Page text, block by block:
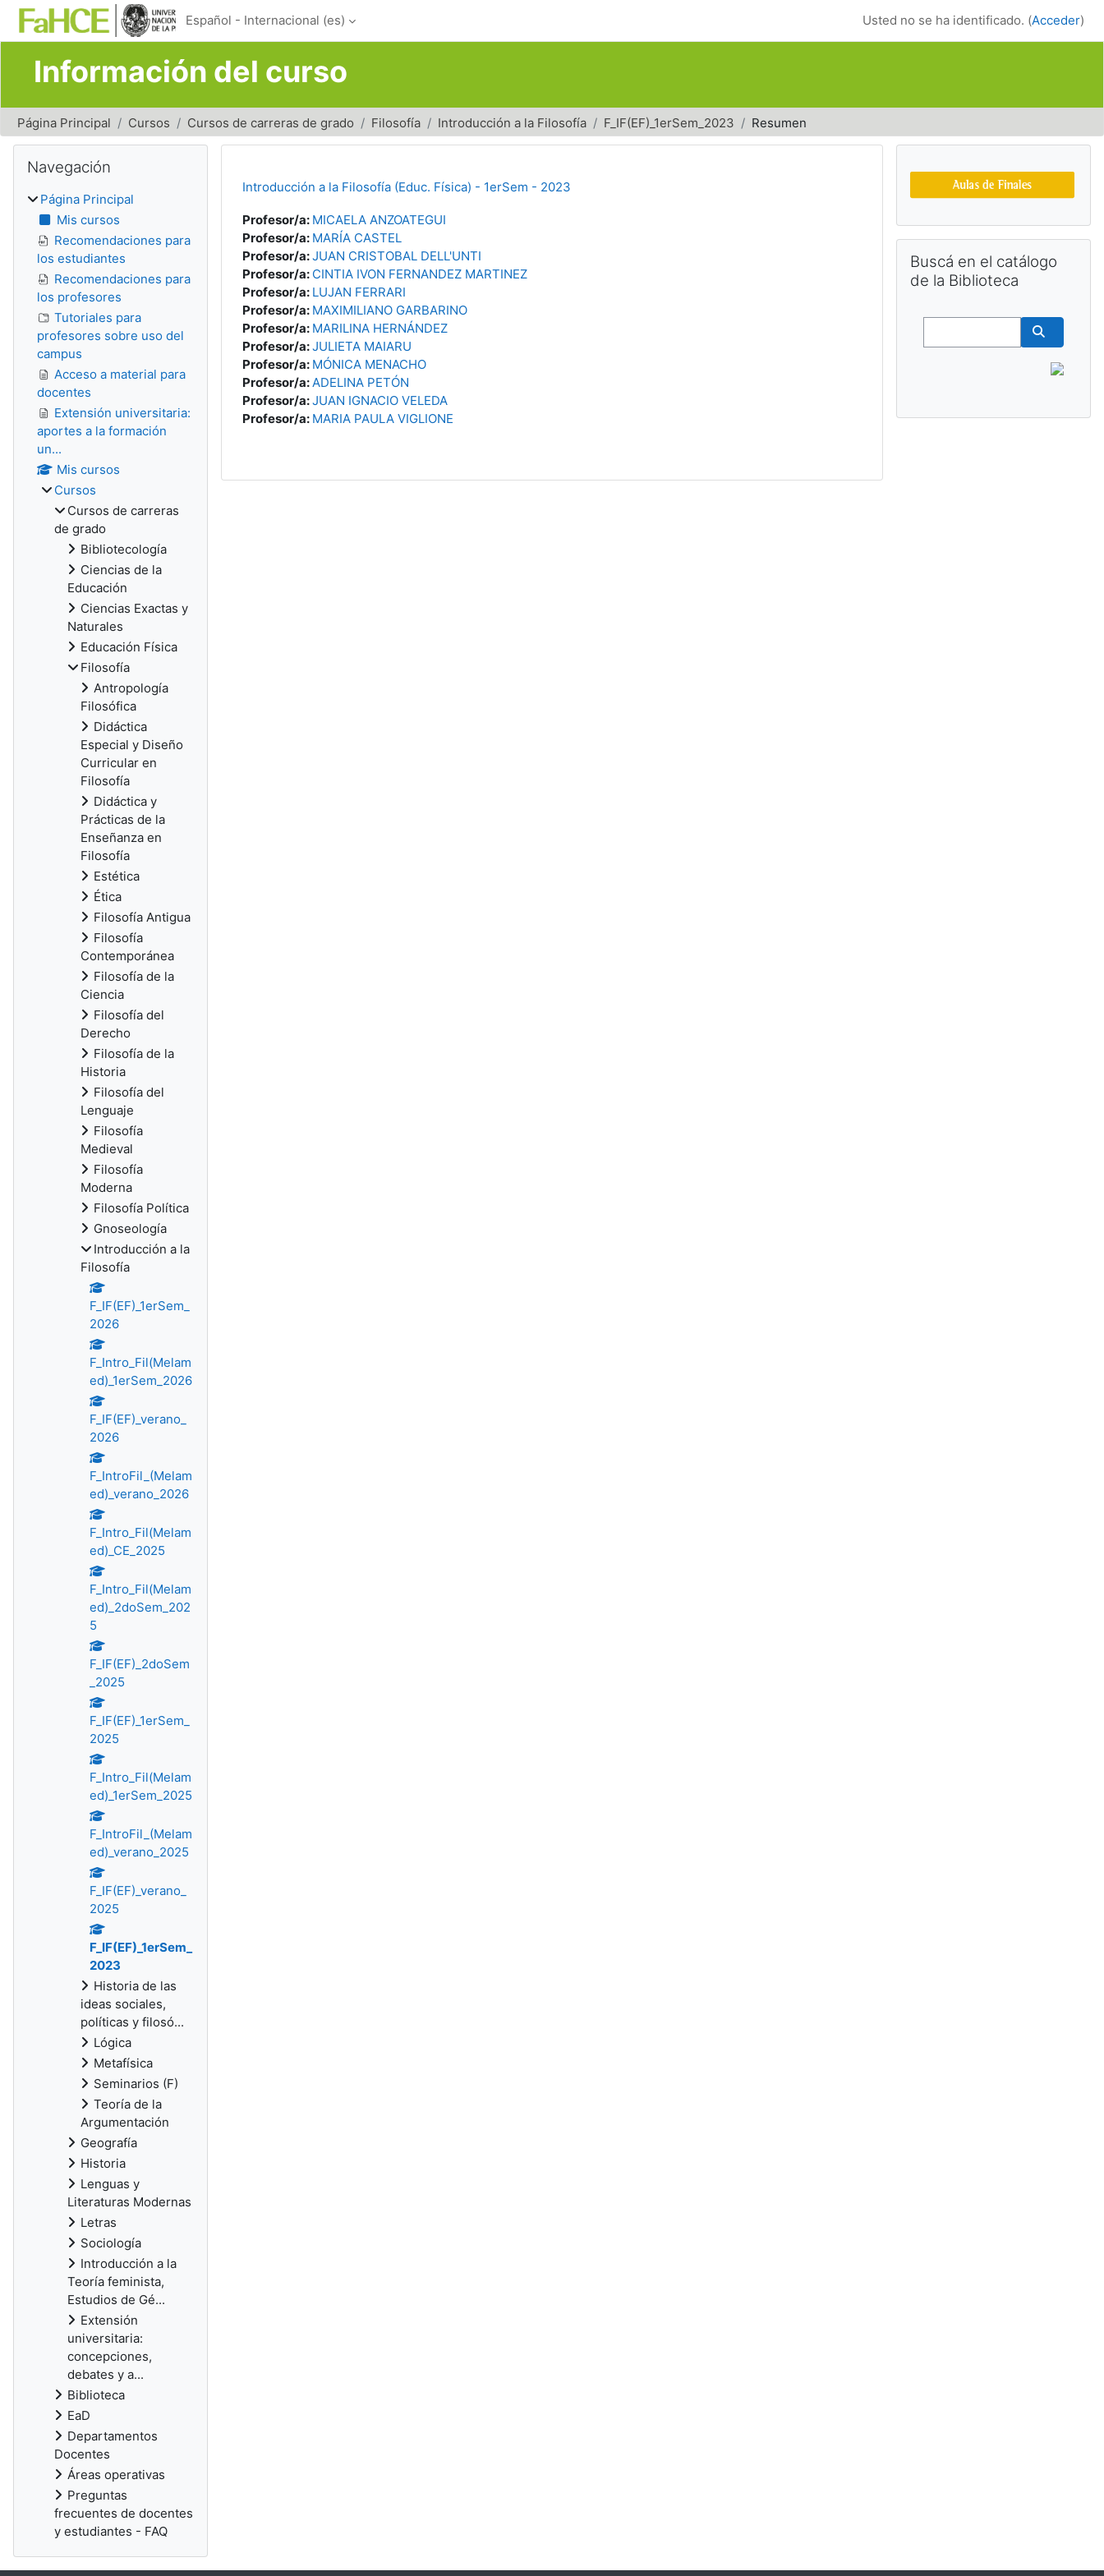
Salta al contenido principal
Español - Internacional ‎(es)‎ Usted no se ha identificado. (Acceder)
Información del curso
Página Principal Cursos Cursos de carreras de grado Filosofía Introducción a la Filosofía F_IF(EF)_1erSem_2023 Resumen
Introducción a la Filosofía (Educ. Física) - 1erSem - 2023
Profesor/a: MICAELA ANZOATEGUI
Profesor/a: MARÍA CASTEL
Profesor/a:JUAN CRISTOBAL DELL'UNTI
Profesor/a: CINTIA IVON FERNANDEZ MARTINEZ
Profesor/a: LUJAN FERRARI
Profesor/a: MAXIMILIANO GARBARINO
Profesor/a: MARILINA HERNÁNDEZ
Profesor/a:JULIETA MAIARU
Profesor/a: MÓNICA MENACHO
Profesor/a:ADELINA PETÓN
Profesor/a:JUAN IGNACIO VELEDA
Profesor/a: MARIA PAULA VIGLIONE
Bloques
Navegación
Página Principal
Mis cursos
Recomendaciones para
los estudiantes
Recomendaciones para
los profesores
Tutoriales para
profesores sobre uso del
campus
Acceso a material para
docentes
Extensión universitaria:
aportes a la formación
un...
Mis cursos
Cursos
Cursos de carreras
de grado
Bibliotecología
Ciencias de la
Educación
Ciencias Exactas y
Naturales
Educación Física
Filosofía
Antropología
Filosófica
Didáctica
Especial y Diseño
Curricular en
Filosofía
Didáctica y
Prácticas de la
Enseñanza en
Filosofía
Estética
Ética
Filosofía Antigua
Filosofía
Contemporánea
Filosofía de la
Ciencia
Filosofía del
Derecho
Filosofía de la
Historia
Filosofía del
Lenguaje
Filosofía
Medieval
Filosofía
Moderna
Filosofía Política
Gnoseología
Introducción a la
Filosofía
F_IF(EF)_1erSem_
2026
F_Intro_Fil(Melam
ed)_1erSem_2026
F_IF(EF)_verano_
2026
F_IntroFil_(Melam
ed)_verano_2026
F_Intro_Fil(Melam
ed)_CE_2025
F_Intro_Fil(Melam
ed)_2doSem_202
5
F_IF(EF)_2doSem
_2025
F_IF(EF)_1erSem_
2025
F_Intro_Fil(Melam
ed)_1erSem_2025
F_IntroFil_(Melam
ed)_verano_2025
F_IF(EF)_verano_
2025
F_IF(EF)_1erSem_
2023
Historia de las
ideas sociales,
políticas y filosó...
Lógica
Metafísica
Seminarios (F)
Teoría de la
Argumentación
Geografía
Historia
Lenguas y
Literaturas Modernas
Letras
Sociología
Introducción a la
Teoría feminista,
Estudios de Gé...
Extensión
universitaria:
concepciones,
debates y a...
Biblioteca
EaD
Departamentos
Docentes
Áreas operativas
Preguntas
frecuentes de docentes
y estudiantes - FAQ
Buscá en el catálogo
de la Biblioteca
Buscar
Buscar